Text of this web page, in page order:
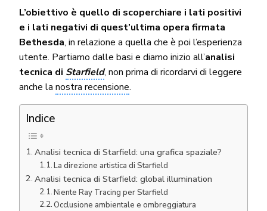
L’obiettivo è quello di scoperchiare i lati positivi
e i lati negativi di quest’ultima opera firmata
Bethesda, in relazione a quella che è poi l’esperienza
utente. Partiamo dalle basi e diamo inizio all’analisi
tecnica di Starfield, non prima di ricordarvi di leggere
anche la nostra recensione.
Indice
Analisi tecnica di Starfield: una grafica spaziale?
La direzione artistica di Starfield
Analisi tecnica di Starfield: global illumination
Niente Ray Tracing per Starfield
Occlusione ambientale e ombreggiatura